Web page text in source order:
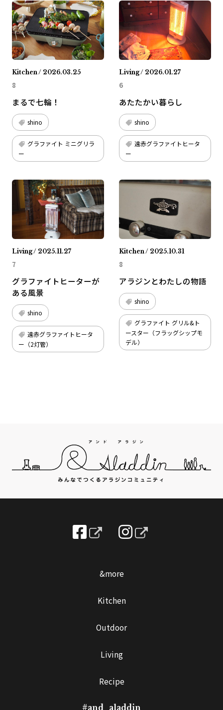
Kitchen / 2026.03.25
8
まるで七輪！
shino
グラファイト ミニグリラ
ー
Living / 2026.01.27
6
あたたかい暮らし
shino
遠赤グラファイトヒータ
ー
Living / 2025.11.27
7
グラファイトヒーターが
ある風景
shino
遠⾚グラファイトヒータ
ー（2灯管）
Kitchen / 2025.10.31
8
アラジンとわたしの物語
shino
グラファイト グリル&ト
ースター（フラッグシップモ
デル）
&more
Kitchen
Outdoor
Living
Recipe
#and_aladdin